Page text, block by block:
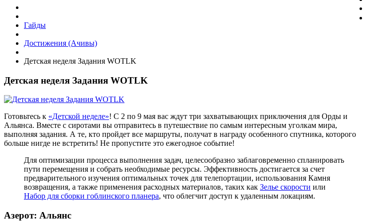
Гайды
Достижения (Ачивы)
Детская неделя Задания WOTLK
Детская неделя Задания WOTLK
Готовьтесь к «Детской неделе»! С 2 по 9 мая вас ждут три захватывающих приключения для Орды и
Альянса. Вместе с сиротами вы отправитесь в путешествие по самым интересным уголкам мира,
выполняя задания. А те, кто пройдет все маршруты, получат в награду особенного спутника, которого
больше нигде не встретить! Не пропустите это ежегодное событие!
Для оптимизации процесса выполнения задач, целесообразно заблаговременно спланировать
пути перемещения и собрать необходимые ресурсы. Эффективность достигается за счет
предварительного изучения оптимальных точек для телепортации, использования Камня
возвращения, а также применения расходных материалов, таких как Зелье скорости или
Набор для сборки гоблинского планера, что облегчит доступ к удаленным локациям.
Азерот: Альянс